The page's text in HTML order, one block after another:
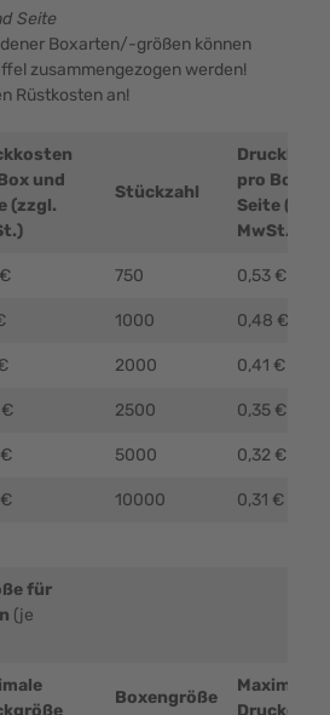
Seite
Boxarten/-größen können
zusammengezogen werden!
Rüstkosten an!
und
(zzgl.
Stückzahl
pro Box
Seite (zzgl.
MwSt.)
750 0,53 €
1000 0,48 €
2000 0,41 €
€ 2500 0,35 €
5000 0,32 €
10000 0,31 €
für
(je
Boxengröße
Maximale